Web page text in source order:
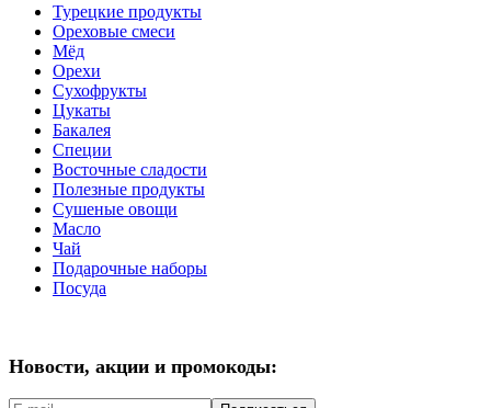
Турецкие продукты
Ореховые смеси
Мёд
Орехи
Сухофрукты
Цукаты
Бакалея
Специи
Восточные сладости
Полезные продукты
Сушеные овощи
Масло
Чай
Подарочные наборы
Посуда
Новости, акции и промокоды: